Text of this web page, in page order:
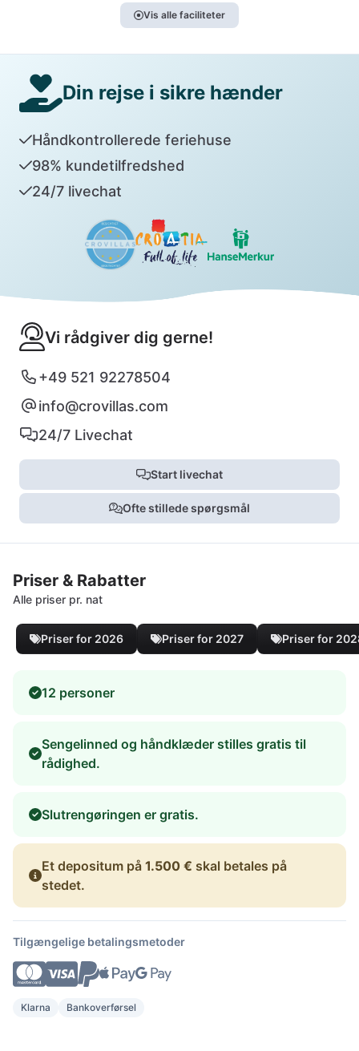
Vis alle faciliteter
Din rejse i sikre hænder
Håndkontrollerede feriehuse
98% kundetilfredshed
24/7 livechat
Vi rådgiver dig gerne!
+49 521 92278504
info@crovillas.com
24/7 Livechat
Start livechat
Ofte stillede spørgsmål
Priser & Rabatter
Alle priser pr. nat
Priser for 2026 Priser for 2027 Priser for
12 personer
Sengelinned og håndklæder stilles gratis til
rådighed.
Slutrengøringen er gratis.
Et depositum på 1.500 € skal betales på
stedet.
Tilgængelige betalingsmetoder
Klarna Bankoverførsel